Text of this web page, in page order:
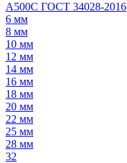
А500С ГОСТ 34028-2016
6 мм
8 мм
10 мм
12 мм
14 мм
16 мм
18 мм
20 мм
22 мм
25 мм
28 мм
32